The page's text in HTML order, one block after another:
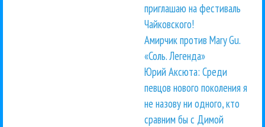
приглашаю на фестиваль
Чайковского!
Амирчик против Mary Gu.
«Соль. Легенда»
Юрий Аксюта: Среди
певцов нового поколения я
не назову ни одного, кто
сравним бы с Димой